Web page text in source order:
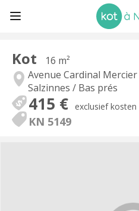
Kot
16 m²
Avenue Cardinal Mercier
Salzinnes / Bas prés
415 € exclusief kosten
KN 5149